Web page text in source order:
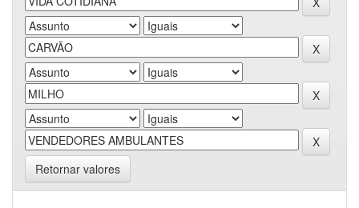
Retornar valores